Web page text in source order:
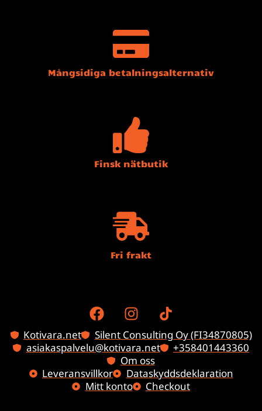
Mångsidiga betalningsalternativ
Finsk nätbutik
Fri frakt
Kotivara.net
Silent Consulting Oy (FI34870805)
asiakaspalvelu@kotivara.net
+358401443360
Om oss
Leveransvillkor
Dataskyddsdeklaration
Mitt konto
Checkout